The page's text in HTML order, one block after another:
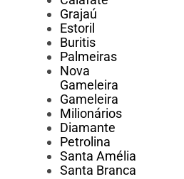
Grajaú
Estoril
Buritis
Palmeiras
Nova
Gameleira
Gameleira
Milionários
Diamante
Petrolina
Santa Amélia
Santa Branca